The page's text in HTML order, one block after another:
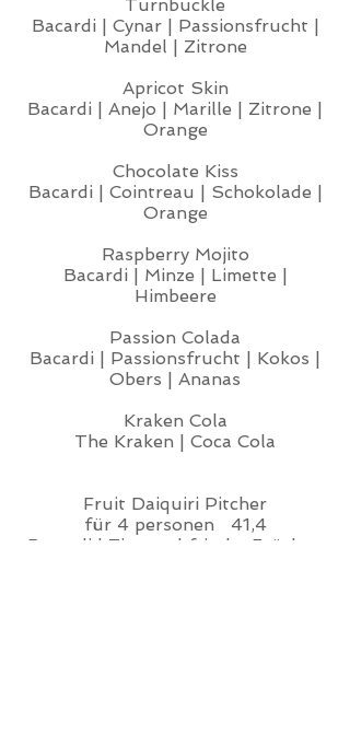
Turnbuckle
Bacardi | Cynar | Passionsfrucht |
Mandel | Zitrone
Apricot Skin
Bacardi | Anejo | Marille | Zitrone |
Orange
Chocolate Kiss
Bacardi | Cointreau | Schokolade |
Orange
Raspberry Mojito
Bacardi | Minze | Limette |
Himbeere
Passion Colada
Bacardi | Passionsfrucht | Kokos |
Obers | Ananas
Kraken Cola
The Kraken | Coca Cola
Fruit Daiquiri Pitcher
für 4 personen 41,4
Bacardi | Zitrone | frische Früchte: